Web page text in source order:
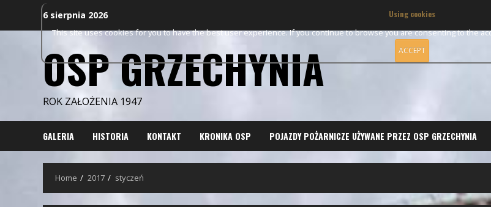
6 sierpnia 2026
OSP GRZECHYNIA
ROK ZAŁOŻENIA 1947
GALERIA HISTORIA KONTAKT KRONIKA OSP POJAZDY POŻARNICZE UŻYWANE PRZEZ OSP GRZECHYNIA
Home 2017 styczeń
Using cookies
This site uses cookies for you to have the best user experience. If you continue to browse you are consenting to the
ACCEPT